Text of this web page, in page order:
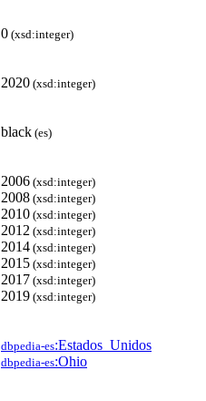
0 (xsd:integer)
2020 (xsd:integer)
black (es)
2006 (xsd:integer)
2008 (xsd:integer)
2010 (xsd:integer)
2012 (xsd:integer)
2014 (xsd:integer)
2015 (xsd:integer)
2017 (xsd:integer)
2019 (xsd:integer)
dbpedia-es:Estados_Unidos
dbpedia-es:Ohio